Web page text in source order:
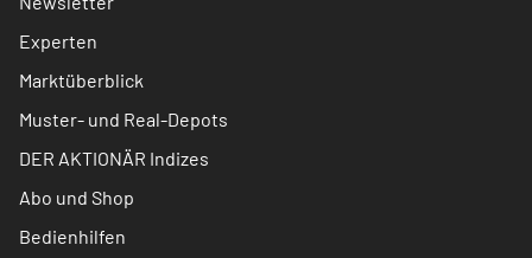
Experten
Marktüberblick
Muster- und Real-Depots
DER AKTIONÄR Indizes
Abo und Shop
Bedienhilfen